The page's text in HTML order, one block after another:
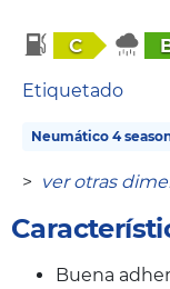
C
Etiquetado
Neumático 4
> ver otras
Buena